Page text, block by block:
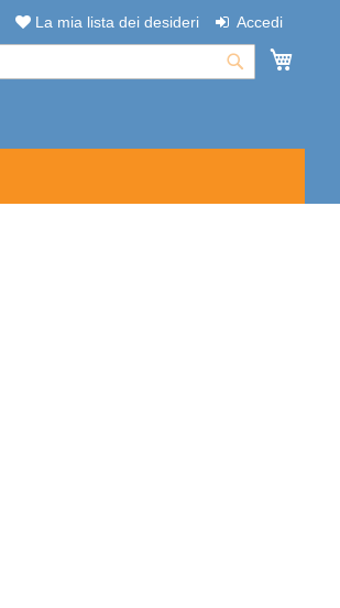
La mia lista dei desideri Accedi